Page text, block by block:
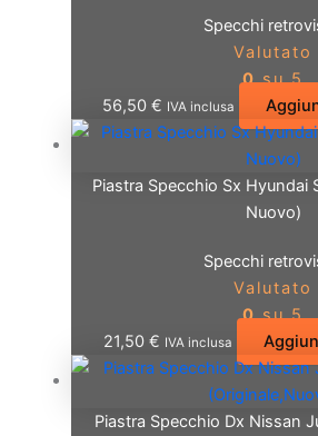
Specchi
Valutato
0su 5
56,50 € IVA inclusa
Piastra Specchio Sx Hyundai
Nuovo)
Specchi
Valutato
0su 5
21,50€ IVA inclusa
Piastra Specchio Dx Nissan